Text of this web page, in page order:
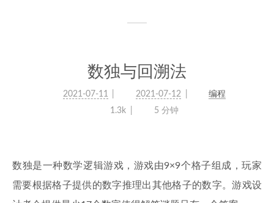
数独与回溯法
2021-07-11 2021-07-12
编程
1.3k
5 分钟
数独是一种数学逻辑游戏，游戏由9×9个格子组成，玩家
需要根据格子提供的数字推理出其他格子的数字。游戏设